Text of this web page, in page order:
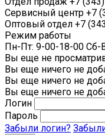
Сервисный центр +7
Оптовый отдел +7
Режим работы
Пн-Пт: 9-00-18-00 Сб-
Вы еще не
Вы еще ничего не
Вы еще ничего не
Вы еще ничего не
Логин
Пароль
Забыли логин?